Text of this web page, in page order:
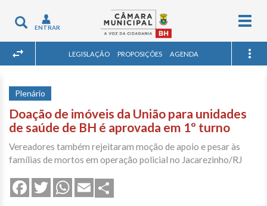
Toggle
navigation
ENTRAR
LEGISLAÇÃO PROPOSIÇÕES AGENDA
Plenário
Doação de imóveis da União para unidades
de saúde de BH é aprovada em 1º turno
Vereadores também rejeitaram moção de apoio e pesar às
famílias de mortos em operação policial no Jacarezinho/RJ
FacebookTwitterWhatsApp
Email